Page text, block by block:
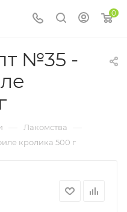
0
№35 -
— Лакомства —
кролика 500 г